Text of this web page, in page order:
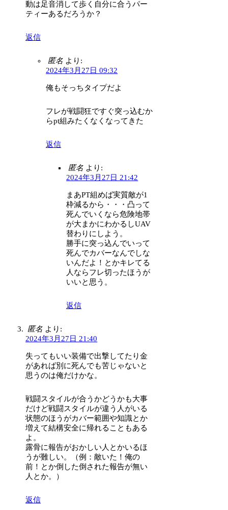
動は足音消して歩く自分に合うパー
ティーあるだろうか？
返信
匿名 より:
2024年3月27日 09:32
俺もそっちタイプだよ
フレが戦闘狂ですぐ突っ込むか
らpt組みたくなくなってきた
返信
匿名 より:
2024年3月27日 21:42
まあPT組めば実質敵が1
枠減るから・・・凸って
死んでいくなら危険地帯
が大まかにわかるしUAV
替わりにしよう。
勝手に突っ込んでいって
死んでカバーなんでしな
いんだよ！とかキレてる
人ならフレ切ったほうが
いいと思う。
返信
匿名 より:
2024年3月27日 21:40
失ってもいい装備で出撃してたり金
があれば別に死んでも苦じゃないと
思うのは俺だけかな。
戦闘スタイルが合うかどうかも大事
だけど戦闘スタイルが違う人がいる
状態のほうがカバー範囲や知識とか
増えて結構安全に帰れることもある
よ。
露骨に報告がおかしい人とかいるほ
うが難しい。（例：敵いた！俺の
前！とか倒した倒された報告が無い
人とか。）
返信